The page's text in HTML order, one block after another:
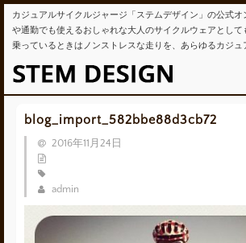
カジュアルサイクルジャージ「ステムデザイン」の公式オ
や通勤でも使えるおしゃれな大人のサイクルウェアとし
乗っているときはノンストレスな走りを、あらゆるカジュ
blog_import_582bbe88d3cb72
2016年11月24日
admin